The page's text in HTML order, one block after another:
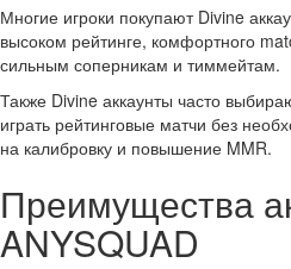
Многие игроки покупают Divine
высоком рейтинге, комфортного
сильным соперникам и тиммейтам.
Также Divine аккаунты часто
играть рейтинговые матчи без
на калибровку и повышение MMR.
Преимущества
ANYSQUAD